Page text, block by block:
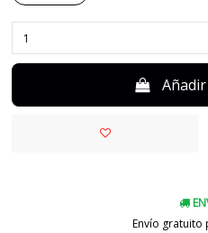
Envío gratuito